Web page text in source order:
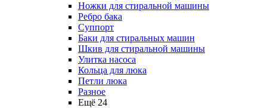
Ножки для стиральной машины
Ребро бака
Суппорт
Баки для стиральных машин
Шкив для стиральной машины
Улитка насоса
Кольца для люка
Петли люка
Разное
Ещё 24